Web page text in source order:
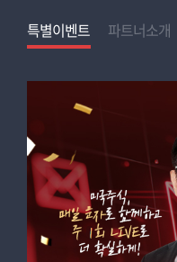
특별이벤트 파트너소개
특별이벤트 파트너소개
특별이벤트 파트너소개
특별이벤트 파트너소개
파트너소개
프로필
안녕하세요
23년 이상
1세대 베테
경험하며 투
한국경제TV
수익률 대회
투자성향
특별이벤트 파트너소개
특별이벤트 파트너소개
특별이벤트
D - 23
파트너소개
특별이벤트
D - 1
파트너소개
특별이벤트 파트너소개
특별이벤트 파트너소개
파트너소개
프로필
주도주 추세
집중매매로
김대복대표
투자성향
특별이벤트 파트너소개